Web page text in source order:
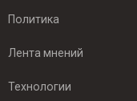
Политика
Лента мнений
Технологии